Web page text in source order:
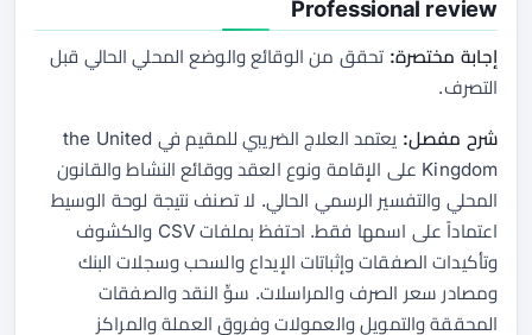
Professional review
إجابة مختصرة: تحقق من الوقائع والوضع المحلي الحالي قبل
التصرف.
شرح مفصل:
يعتمد العلاج الضريبي للمقيم في the United
Kingdom على الإقامة ونوع العقد ووقائع النشاط والقانون
المحلي والتفسير الرسمي الحالي. لا تصنف نتيجة لوحة الوسيط
اعتماداً على اسمها فقط. احتفظ بملفات CSV والكشوف
وتأكيدات الصفقات وإثباتات الإيداع والسحب وسجلات البنك
ومصادر سعر الصرف والمراسلات. سوِّ النقد والصفقات
المحققة والتمويل والعمولات وفروق العملة والمراكز